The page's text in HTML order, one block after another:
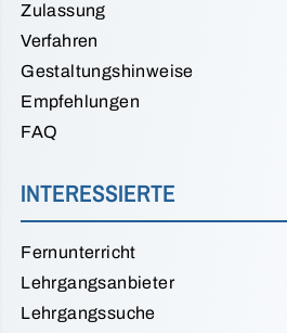
Zulassung
Verfahren
Gestaltungshinweise
Empfehlungen
FAQ
INTERESSIERTE
Fernunterricht
Lehrgangsanbieter
Lehrgangssuche